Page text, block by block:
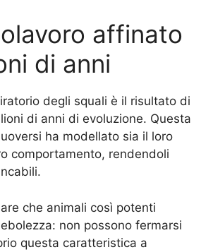
affinato
di anni
degli squali è il risultato di
di anni di evoluzione. Questa
ha modellato sia il loro
comportamento, rendendoli
che animali così potenti
non possono fermarsi
questa caratteristica a